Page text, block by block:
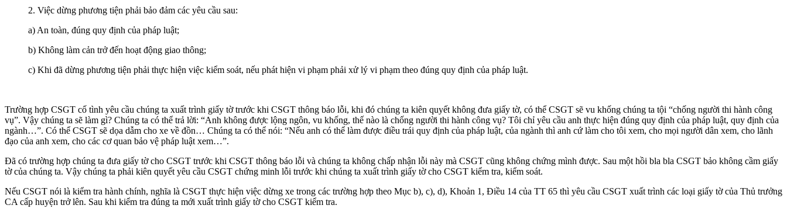
2. Việc dừng phương tiện phải bảo đảm các yêu cầu sau:
a) An toàn, đúng quy định của pháp luật;
b) Không làm cản trở đến hoạt động giao thông;
c) Khi đã dừng phương tiện phải thực hiện việc kiểm soát, nếu phát hiện vi phạm phải xử lý vi phạm theo đúng quy định của pháp luật.
Trường hợp CSGT cố tình yêu cầu chúng ta xuất trình giấy tờ trước khi CSGT thông báo lỗi, khi đó chúng ta kiên quyết không đưa giấy tờ, có thể CSGT sẽ vu khống chúng ta tội “chống người thi hành công
vụ”. Vậy chúng ta sẽ làm gì? Chúng ta có thể trả lời: “Anh không được lộng ngôn, vu khống, thế nào là chống người thi hành công vụ? Tôi chỉ yêu cầu anh thực hiện đúng quy định của pháp luật, quy định của
ngành…”. Có thể CSGT sẽ dọa dẫm cho xe về đồn… Chúng ta có thể nói: “Nếu anh có thể làm được điều trái quy định của pháp luật, của ngành thì anh cứ làm cho tôi xem, cho mọi người dân xem, cho lãnh
đạo của anh xem, cho các cơ quan bảo vệ pháp luật xem…”.
Đã có trường hợp chúng ta đưa giấy tờ cho CSGT trước khi CSGT thông báo lỗi và chúng ta không chấp nhận lỗi này mà CSGT cũng không chứng mình được. Sau một hồi bla bla CSGT bảo không cầm giấy
tờ của chúng ta. Vậy chúng ta phải kiên quyết yêu cầu CSGT chứng minh lỗi trước khi chúng ta xuất trình giấy tờ cho CSGT kiểm tra, kiểm soát.
Nếu CSGT nói là kiểm tra hành chính, nghĩa là CSGT thực hiện việc dừng xe trong các trường hợp theo Mục b), c), d), Khoản 1, Điều 14 của TT 65 thì yêu cầu CSGT xuất trình các loại giấy tờ của Thủ trưởng
CA cấp huyện trở lên. Sau khi kiểm tra đúng ta mới xuất trình giấy tờ cho CSGT kiểm tra.